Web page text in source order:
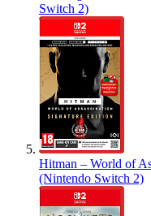
Switch 2)
Hitman – World of
(Nintendo Switch 2)